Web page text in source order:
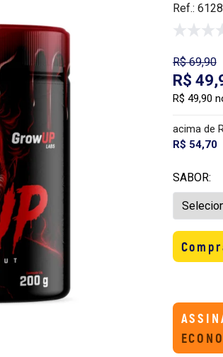
Ref.:
R$ 69,90
R$
R$ 49,90
acima de
R$ 54,70
SABOR: